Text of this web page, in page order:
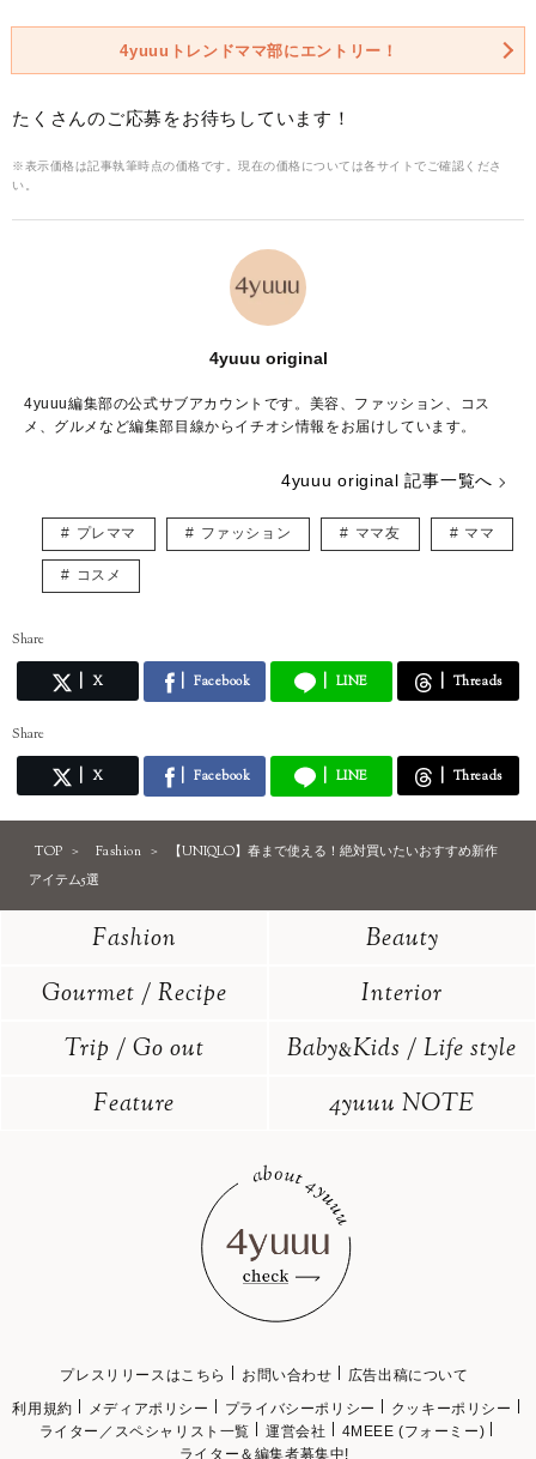
4yuuuトレンドママ部にエントリー！
たくさんのご応募をお待ちしています！
※表示価格は記事執筆時点の価格です。現在の価格については各サイトでご確認くださ
い。
4yuuu original
4yuuu編集部の公式サブアカウントです。美容、ファッション、コス
メ、グルメなど編集部目線からイチオシ情報をお届けしています。
4yuuu original 記事一覧へ
プレママ ファッション ママ友 ママ
コスメ
Share
X Facebook LINE Threads
Share
X Facebook LINE Threads
TOP Fashion
【UNIQLO】春まで使える！絶対買いたいおすすめ新作
アイテム5選
Fashion
Beauty
Gourmet / Recipe
Interior
Trip / Go out
Baby&Kids / Life style
Feature
4yuuu NOTE
プレスリリースはこちら お問い合わせ
広告出稿について
利用規約
メディアポリシー プライバシーポリシー
クッキーポリシー
ライター／スペシャリスト一覧
運営会社
4MEEE (フォーミー)
ライター＆編集者募集中!